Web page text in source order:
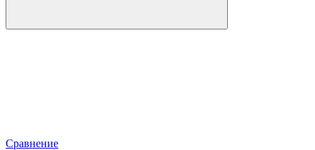
Сравнение